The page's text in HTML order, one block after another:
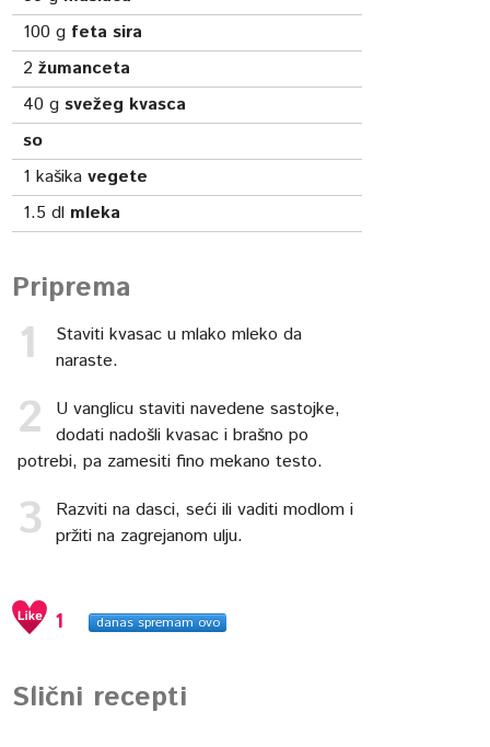
100 g feta sira
2 žumanceta
40 gsvežeg kvasca
so
1 kašikavegete
1.5 dl mleka
Priprema
Staviti kvasac u mlako mleko da
naraste.
U vanglicu staviti navedene sastojke,
dodati nadošli kvasac i brašno po
potrebi, pa zamesiti fino mekano testo.
Razviti na dasci, seći ili vaditi modlom i
pržiti na zagrejanom ulju.
1 danas spremam ovo
Slični recepti